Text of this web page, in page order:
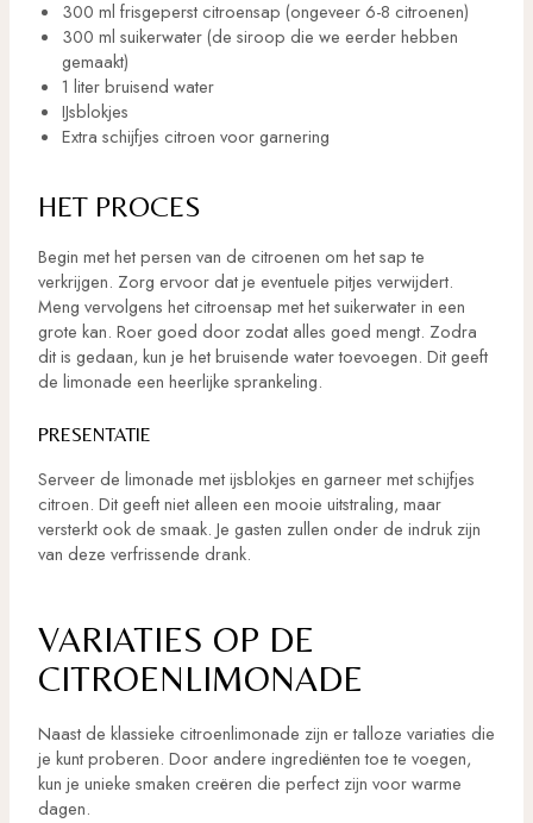
300 ml frisgeperst citroensap (ongeveer 6-8 citroenen)
300 ml suikerwater (de siroop die we eerder hebben
gemaakt)
1 liter bruisend water
IJsblokjes
Extra schijfjes citroen voor garnering
HET PROCES
Begin met het persen van de citroenen om het sap te
verkrijgen. Zorg ervoor dat je eventuele pitjes verwijdert.
Meng vervolgens het citroensap met het suikerwater in een
grote kan. Roer goed door zodat alles goed mengt. Zodra
dit is gedaan, kun je het bruisende water toevoegen. Dit geeft
de limonade een heerlijke sprankeling.
PRESENTATIE
Serveer de limonade met ijsblokjes en garneer met schijfjes
citroen. Dit geeft niet alleen een mooie uitstraling, maar
versterkt ook de smaak. Je gasten zullen onder de indruk zijn
van deze verfrissende drank.
VARIATIES OP DE
CITROENLIMONADE
Naast de klassieke citroenlimonade zijn er talloze variaties die
je kunt proberen. Door andere ingrediënten toe te voegen,
kun je unieke smaken creëren die perfect zijn voor warme
dagen.